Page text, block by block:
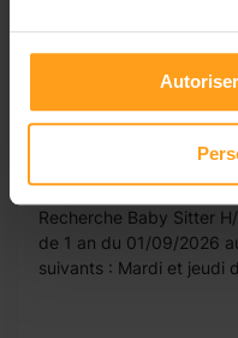
Garde d'enfants à
4h/
Du01/09/2026au30/
Recherche Baby Sitter
de 1 an du 01/09/2026
suivants : Mardi et jeudi